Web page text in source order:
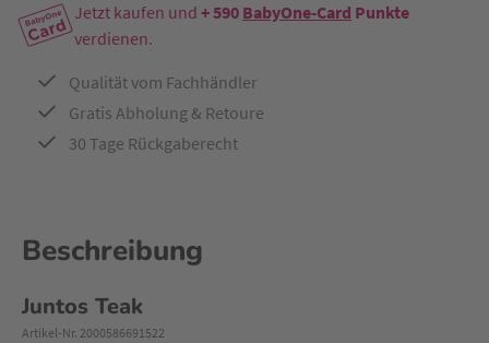
Jetzt kaufen und + 590 BabyOne-Card Punkte
verdienen.
Qualität vom Fachhändler
Gratis Abholung & Retoure
30 Tage Rückgaberecht
Beschreibung
Juntos Teak
Artikel-Nr. 2000586691522